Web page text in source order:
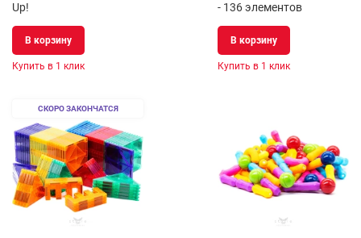
Up!
В корзину
Купить в 1 клик
- 136 элементов
В корзину
Купить в 1 клик
СКОРО ЗАКОНЧАТСЯ